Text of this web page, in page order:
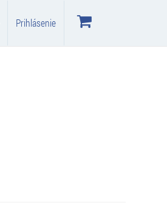
Prihlásenie